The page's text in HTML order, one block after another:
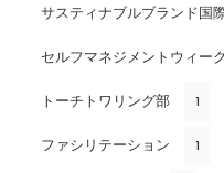
サスティナブルブランド国
セルフマネジメントウィーク
トーチトワリング部 1
ファシリテーション 1